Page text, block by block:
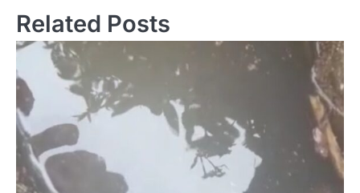
Related Posts